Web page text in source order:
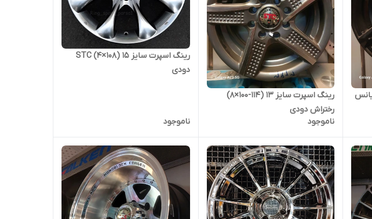
برلیانس
رینگ اسپرت سایز ۱۳ (114-100×8)
رختراش دودی
ناموجود
رینگ اسپرت سایز ۱۵ (۱۰۸×۴) STC
دودی
ناموجود